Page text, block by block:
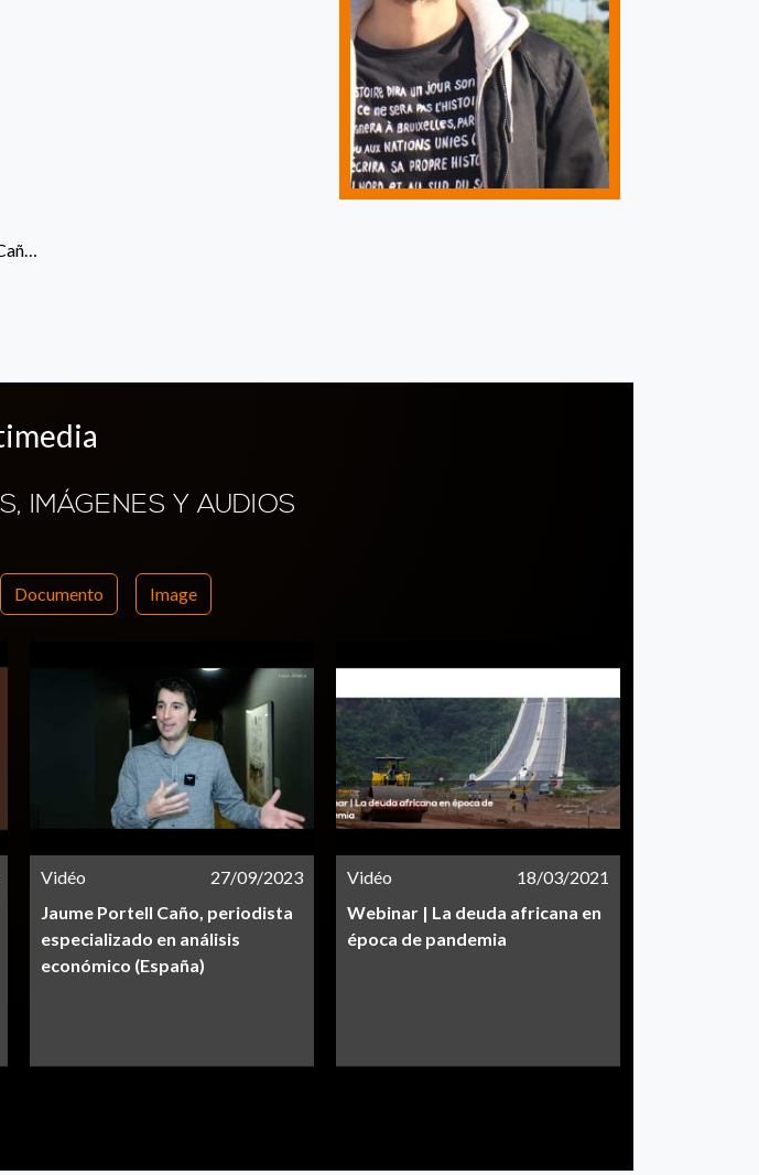
IMÁGENES Y AUDIOS
Documento Image
Vidéo
27/09/2023
Jaume Portell Caño, periodista
especializado en análisis
económico (España)
Vidéo
18/03/2021
Webinar | La deuda africana en
época de pandemia